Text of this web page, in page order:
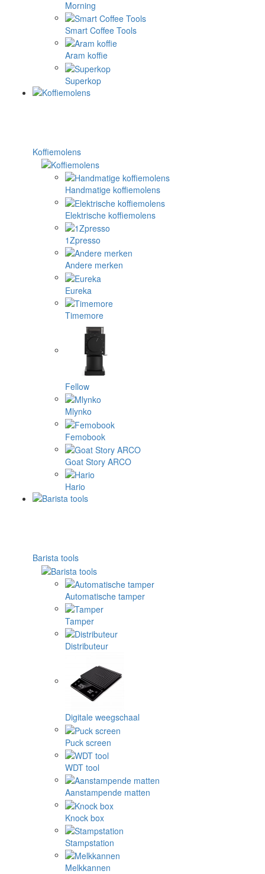
Morning
Smart Coffee Tools
Aram koffie
Superkop
Koffiemolens
Handmatige koffiemolens
Elektrische koffiemolens
1Zpresso
Andere merken
Eureka
Timemore
Fellow
Mlynko
Femobook
Goat Story ARCO
Hario
Barista tools
Automatische tamper
Tamper
Distributeur
Digitale weegschaal
Puck screen
WDT tool
Aanstampende matten
Knock box
Stampstation
Melkkannen